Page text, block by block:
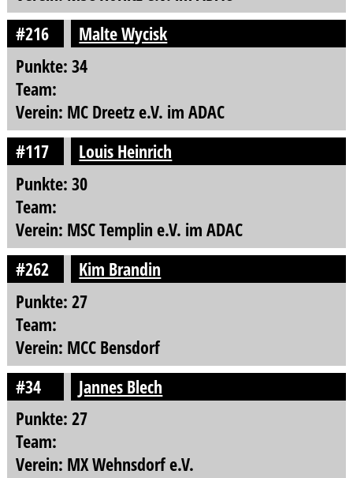
#216
Malte Wycisk
Punkte: 34
Team:
Verein: MC Dreetz e.V. im ADAC
#117
Louis Heinrich
Punkte: 30
Team:
Verein: MSC Templin e.V. im ADAC
#262
Kim Brandin
Punkte: 27
Team:
Verein: MCC Bensdorf
#34
Jannes Blech
Punkte: 27
Team:
Verein: MX Wehnsdorf e.V.